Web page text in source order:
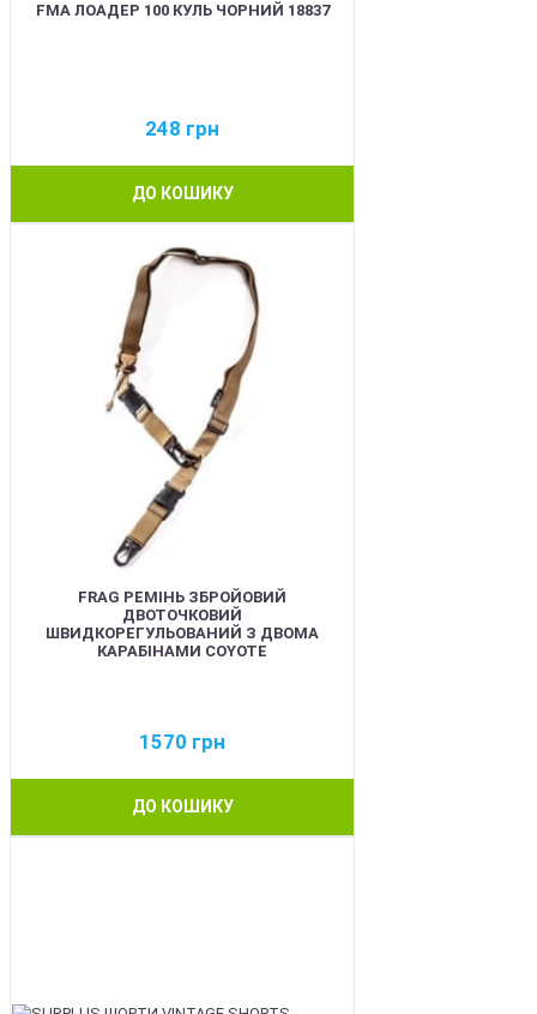
FMA ЛОАДЕР 100 КУЛЬ ЧОРНИЙ 18837
248 грн
ДО КОШИКУ
FRAG РЕМІНЬ ЗБРОЙОВИЙ
ДВОТОЧКОВИЙ
ШВИДКОРЕГУЛЬОВАНИЙ З ДВОМА
КАРАБІНАМИ COYOTE
1570 грн
ДО КОШИКУ